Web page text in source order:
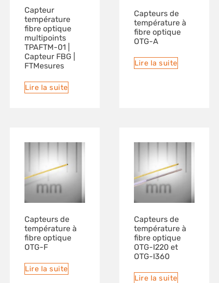
Capteur
température
fibre optique
multipoints
TPAFTM-01 |
Capteur FBG |
FTMesures
Lire la suite
Capteurs de
température à
fibre optique
OTG-A
Lire la suite
Capteurs de
température à
fibre optique
OTG-F
Lire la suite
Capteurs de
température à
fibre optique
OTG-I220 et
OTG-I360
Lire la suite